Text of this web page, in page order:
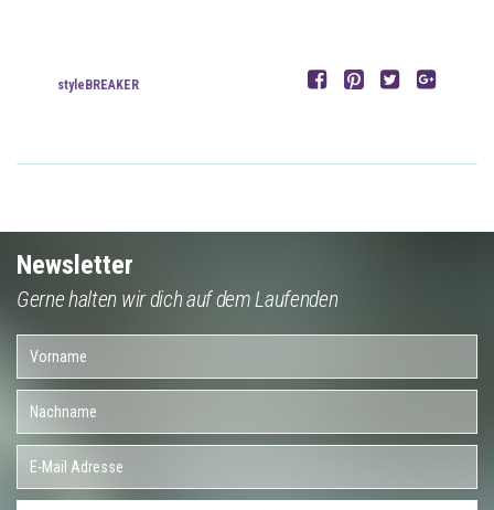
styleBREAKER
Newsletter
Gerne halten wir dich auf dem Laufenden